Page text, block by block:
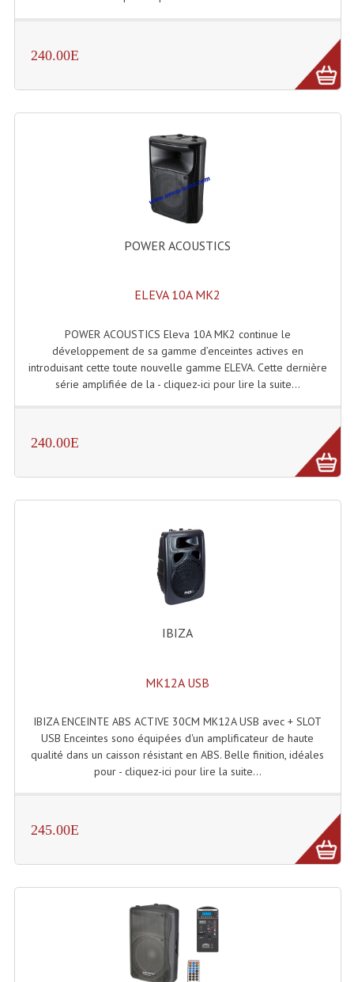
240.00E
POWER ACOUSTICS
ELEVA 10A MK2
POWER ACOUSTICS Eleva 10A MK2 continue le
développement de sa gamme d’enceintes actives en
introduisant cette toute nouvelle gamme ELEVA. Cette dernière
série amplifiée de la - cliquez-ici pour lire la suite...
240.00E
IBIZA
MK12A USB
IBIZA ENCEINTE ABS ACTIVE 30CM MK12A USB avec + SLOT
USB Enceintes sono équipées d'un amplificateur de haute
qualité dans un caisson résistant en ABS. Belle finition, idéales
pour - cliquez-ici pour lire la suite...
245.00E